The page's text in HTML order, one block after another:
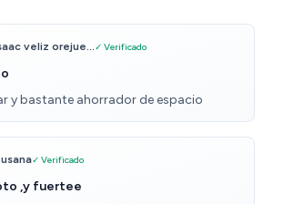
veliz orejue...✓ Verificado
y bastante ahorrador de espacio
✓ Verificado
,y fuertee